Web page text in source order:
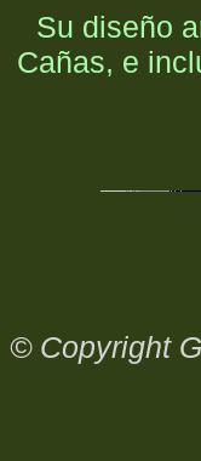
Su diseño
Cañas, e
© Copyright